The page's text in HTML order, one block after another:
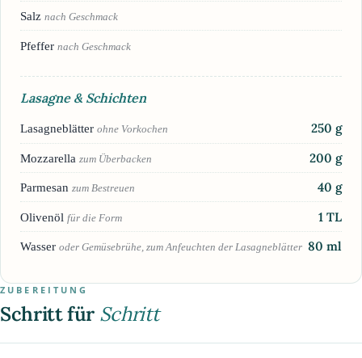
Salz nach Geschmack
Pfeffer nach Geschmack
Lasagne & Schichten
Lasagneblätter ohne Vorkochen 250 g
Mozzarella zum Überbacken 200 g
Parmesan zum Bestreuen 40 g
Olivenöl für die Form 1 TL
Wasser oder Gemüsebrühe, zum Anfeuchten der Lasagneblätter 80 ml
ZUBEREITUNG
Schritt für Schritt